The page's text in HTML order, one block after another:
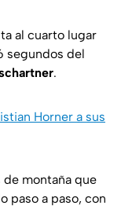
al cuarto lugar
segundos del
.
Horner a sus
montaña que
paso a paso, con